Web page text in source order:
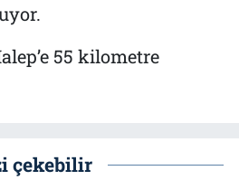
55 kilometre
çekebilir